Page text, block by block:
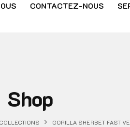
CONTACTEZ-NOUS
Shop
GORILLA SHERBET FAST